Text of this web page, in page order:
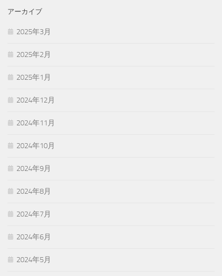
アーカイブ
2025年3月
2025年2月
2025年1月
2024年12月
2024年11月
2024年10月
2024年9月
2024年8月
2024年7月
2024年6月
2024年5月